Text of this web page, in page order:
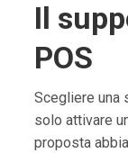
Il
POS
Scegliere una
solo attivare
proposta